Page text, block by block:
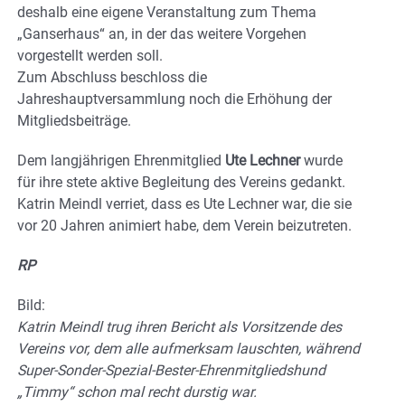
deshalb eine eigene Veranstaltung zum Thema
„Ganserhaus“ an, in der das weitere Vorgehen
vorgestellt werden soll.
Zum Abschluss beschloss die
Jahreshauptversammlung noch die Erhöhung der
Mitgliedsbeiträge.
Dem langjährigen Ehrenmitglied Ute Lechnerwurde
für ihre stete aktive Begleitung des Vereins gedankt.
Katrin Meindl verriet, dass es Ute Lechner war, die sie
vor 20 Jahren animiert habe, dem Verein beizutreten.
RP
Bild:
Katrin Meindl trug ihren Bericht als Vorsitzende des
Vereins vor, dem alle aufmerksam lauschten, während
Super-Sonder-Spezial-Bester-Ehrenmitgliedshund
„Timmy“ schon mal recht durstig war.